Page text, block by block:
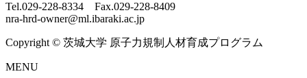
Tel.029-228-8334 Fax.029-228-8409
nra-hrd-owner@ml.ibaraki.ac.jp
Copyright © 茨城大学 原子力規制人材育成プログラム
MENU